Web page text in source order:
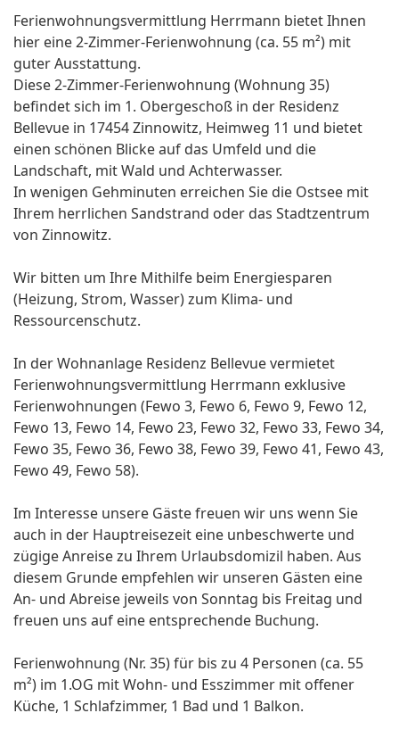
Ferienwohnungsvermittlung Herrmann bietet Ihnen
hier eine 2-Zimmer-Ferienwohnung (ca. 55 m²) mit
guter Ausstattung.
Diese 2-Zimmer-Ferienwohnung (Wohnung 35)
befindet sich im 1. Obergeschoß in der Residenz
Bellevue in 17454 Zinnowitz, Heimweg 11 und bietet
einen schönen Blicke auf das Umfeld und die
Landschaft, mit Wald und Achterwasser.
In wenigen Gehminuten erreichen Sie die Ostsee mit
Ihrem herrlichen Sandstrand oder das Stadtzentrum
von Zinnowitz.
Wir bitten um Ihre Mithilfe beim Energiesparen
(Heizung, Strom, Wasser) zum Klima- und
Ressourcenschutz.
In der Wohnanlage Residenz Bellevue vermietet
Ferienwohnungsvermittlung Herrmann exklusive
Ferienwohnungen (Fewo 3, Fewo 6, Fewo 9, Fewo 12,
Fewo 13, Fewo 14, Fewo 23, Fewo 32, Fewo 33, Fewo 34,
Fewo 35, Fewo 36, Fewo 38, Fewo 39, Fewo 41, Fewo 43,
Fewo 49, Fewo 58).
Im Interesse unsere Gäste freuen wir uns wenn Sie
auch in der Hauptreisezeit eine unbeschwerte und
zügige Anreise zu Ihrem Urlaubsdomizil haben. Aus
diesem Grunde empfehlen wir unseren Gästen eine
An- und Abreise jeweils von Sonntag bis Freitag und
freuen uns auf eine entsprechende Buchung.
Ferienwohnung (Nr. 35) für bis zu 4 Personen (ca. 55
m²) im 1.OG mit Wohn- und Esszimmer mit offener
Küche, 1 Schlafzimmer, 1 Bad und 1 Balkon.